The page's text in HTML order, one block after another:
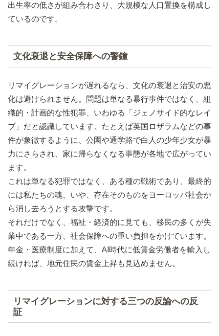
出生率の低さが組み合わさり、大規模な人口置換を構成し
ているのです。
文化衰退と安全保障への警鐘
リマイグレーションが遅れるなら、文化の衰退と治安の悪
化は避けられません。問題は単なる暴行事件ではなく、組
織的・計画的な性犯罪、いわゆる「ジェノサイド的なレイ
プ」だと認識しています。たとえば英国ロザラムなどの事
件が象徴するように、公園や通学路で白人の少年少女が暴
力にさらされ、家に帰らなくなる事態が各地で広がってい
ます。
これは単なる犯罪ではなく、ある種の戦術であり、最終的
には私たちの魂、いや、存在そのものをヨーロッパ社会か
ら消し去ろうとする攻撃です。
それだけでなく、福祉・経済的に見ても、移民の多くが失
業中である一方、社会保障への重い負担をかけています。
年金・医療制度に加えて、AI時代に低賃金労働者を輸入し
続ければ、地元住民の賃金上昇も見込めません。
リマイグレーションに対する三つの反論への反
証